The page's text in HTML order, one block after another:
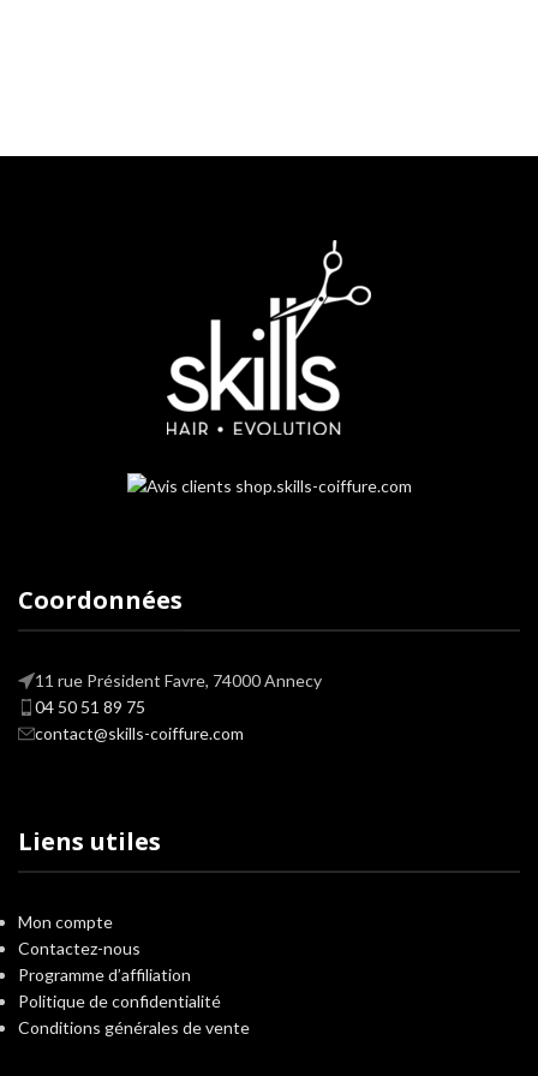
Ce produit végétalien, végan, non
Coordonnées
11 rue Président Favre, 74000 Annecy
04 50 51 89 75
contact@skills-coiffure.com
Liens utiles
Mon compte
Contactez-nous
Programme d’affiliation
Politique de confidentialité
Conditions générales de vente